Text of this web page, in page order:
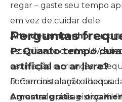
regar – gaste seu tempo
em vez de cuidar dele.
Alto desempenho:
estabilizado contra UV,
estimação e crianças,
comerciais e em telhados.
Amostra grátis e
Perguntas
P: Quanto tempo
artificial ao ar livre?
R: Com instalação
o gramado paisagístico